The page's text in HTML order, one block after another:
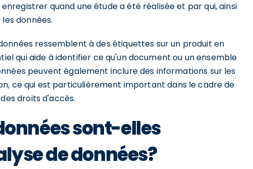
quand une étude a été réalisée et par qui, ainsi
données.
ressemblent à des étiquettes sur un produit en
qui aide à identifier ce qu'un document ou un ensemble
peuvent également inclure des informations sur les
ce qui est particulièrement important dans le cadre de
droits d'accès.
sont-elles
de données?